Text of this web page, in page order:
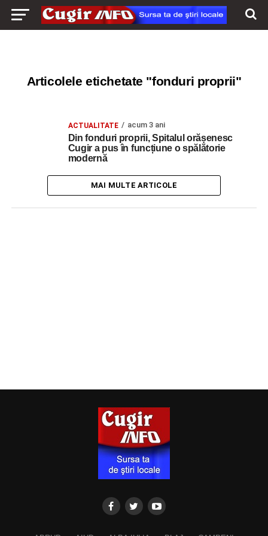
Articolele etichetate "fonduri proprii"
ACTUALITATE acum 3 ani
Din fonduri proprii, Spitalul orășenesc
Cugir a pus în funcțiune o spălătorie
modernă
MAI MULTE ARTICOLE